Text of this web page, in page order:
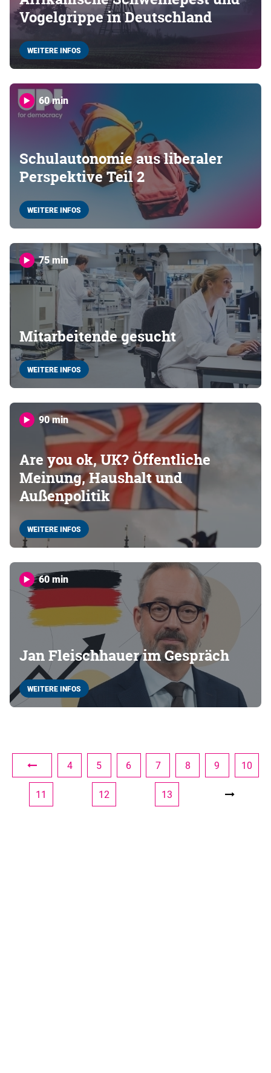
Vogelgrippe in Deutschland
WEITERE INFOS
60 min
Schulautonomie aus liberaler
Perspektive Teil 2
WEITERE INFOS
75 min
Mitarbeitende gesucht
WEITERE INFOS
90 min
Are you ok, UK? Öffentliche
Meinung, Haushalt und
Außenpolitik
WEITERE INFOS
60 min
Jan Fleischhauer im Gespräch
WEITERE INFOS
4 5 6 7 8 9 10
11 12 13